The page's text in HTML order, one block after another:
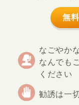
無
なごやか
なんでも
ください
勧誘は一